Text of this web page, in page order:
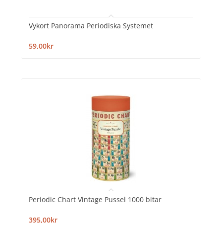
Vykort Panorama Periodiska Systemet
59,00kr
Periodic Chart Vintage Pussel 1000 bitar
395,00kr